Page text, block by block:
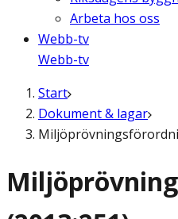
Arbeta hos oss
Webb-tv
Webb-tv
Start
Dokument & lagar